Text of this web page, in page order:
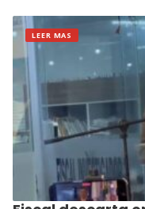
LEER MAS